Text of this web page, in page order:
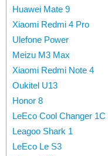
Huawei Mate 9
Xiaomi Redmi 4 Pro
Ulefone Power
Meizu M3 Max
Xiaomi Redmi Note 4
Oukitel U13
Honor 8
LeEco Cool Changer 1C
Leagoo Shark 1
LeEco Le S3